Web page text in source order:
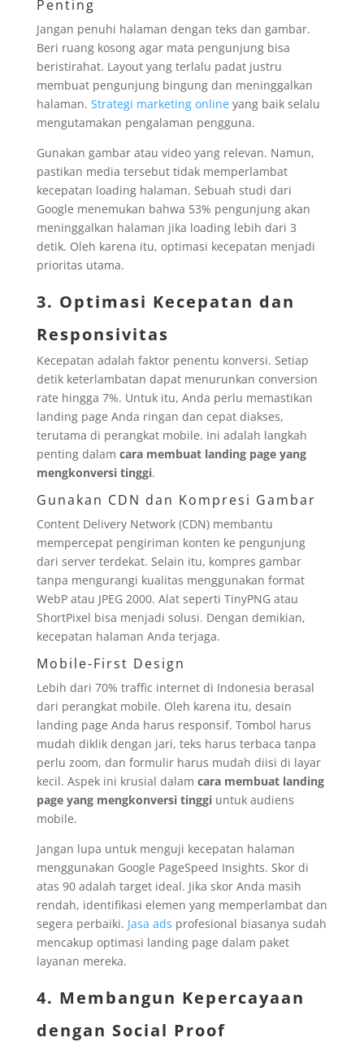
Penting
Jangan penuhi halaman dengan teks dan gambar.
Beri ruang kosong agar mata pengunjung bisa
beristirahat. Layout yang terlalu padat justru
membuat pengunjung bingung dan meninggalkan
halaman. Strategi marketing onlineyang baik selalu
mengutamakan pengalaman pengguna.
Gunakan gambar atau video yang relevan. Namun,
pastikan media tersebut tidak memperlambat
kecepatan loading halaman. Sebuah studi dari
Google menemukan bahwa 53% pengunjung akan
meninggalkan halaman jika loading lebih dari 3
detik. Oleh karena itu, optimasi kecepatan menjadi
prioritas utama.
3. Optimasi Kecepatan dan
Responsivitas
Kecepatan adalah faktor penentu konversi. Setiap
detik keterlambatan dapat menurunkan conversion
rate hingga 7%. Untuk itu, Anda perlu memastikan
landing page Anda ringan dan cepat diakses,
terutama di perangkat mobile. Ini adalah langkah
penting dalam cara membuat landing page yang
mengkonversi tinggi.
Gunakan CDN dan Kompresi Gambar
Content Delivery Network (CDN) membantu
mempercepat pengiriman konten ke pengunjung
dari server terdekat. Selain itu, kompres gambar
tanpa mengurangi kualitas menggunakan format
WebP atau JPEG 2000. Alat seperti TinyPNG atau
ShortPixel bisa menjadi solusi. Dengan demikian,
kecepatan halaman Anda terjaga.
Mobile-First Design
Lebih dari 70% traffic internet di Indonesia berasal
dari perangkat mobile. Oleh karena itu, desain
landing page Anda harus responsif. Tombol harus
mudah diklik dengan jari, teks harus terbaca tanpa
perlu zoom, dan formulir harus mudah diisi di layar
kecil. Aspek ini krusial dalam cara membuat landing
page yang mengkonversi tinggiuntuk audiens
mobile.
Jangan lupa untuk menguji kecepatan halaman
menggunakan Google PageSpeed Insights. Skor di
atas 90 adalah target ideal. Jika skor Anda masih
rendah, identifikasi elemen yang memperlambat dan
segera perbaiki. Jasa ads profesional biasanya sudah
mencakup optimasi landing page dalam paket
layanan mereka.
4. Membangun Kepercayaan
dengan Social Proof